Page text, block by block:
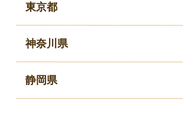
東京都
神奈川県
静岡県